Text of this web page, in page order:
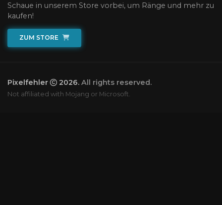
Schaue in unserem Store vorbei, um Ränge und mehr zu
kaufen!
ZUM STORE
Pixelfehler 2026. All rights reserved.
Not affiliated with Mojang or Microsoft.